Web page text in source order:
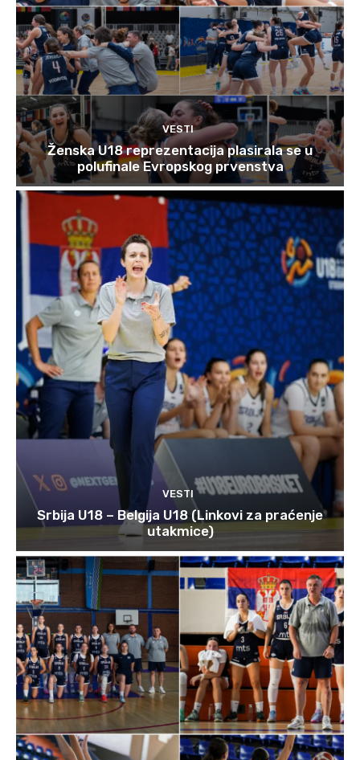
VESTI
Ženska U18 reprezentacija plasirala se u
polufinale Evropskog prvenstva
VESTI
Srbija U18 – Belgija U18 (Linkovi za praćenje
utakmice)